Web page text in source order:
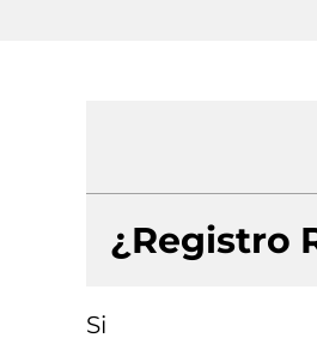
¿Registro
Si